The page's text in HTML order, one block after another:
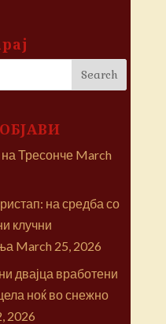
Тресонче March
на средба со
клучни
March 25, 2026
двајца вработени
ноќ во снежно
2026